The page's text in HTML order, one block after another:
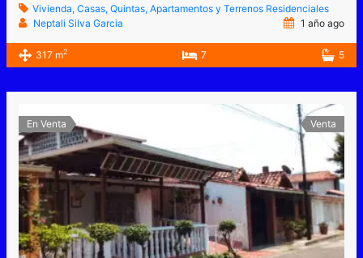
Vivienda, Casas, Quintas, Apartamentos y Terrenos Residenciales
Neptali Silva Garcia
1 año ago
317 m2 7 5
En Venta Venta